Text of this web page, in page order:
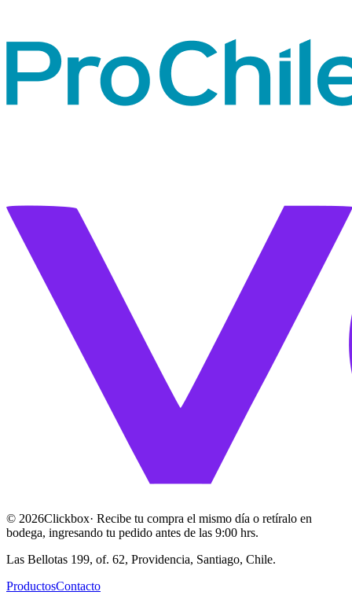
© 2026Clickbox· Recibe tu compra el mismo día o retíralo en
bodega, ingresando tu pedido antes de las 9:00 hrs.
Las Bellotas 199, of. 62, Providencia, Santiago, Chile.
ProductosContacto